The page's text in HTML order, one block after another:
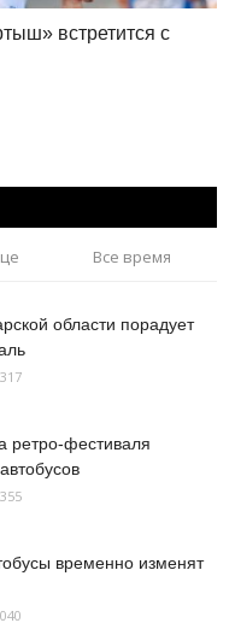
встретится с
Все время
области порадует
ретро-фестиваля
временно изменят